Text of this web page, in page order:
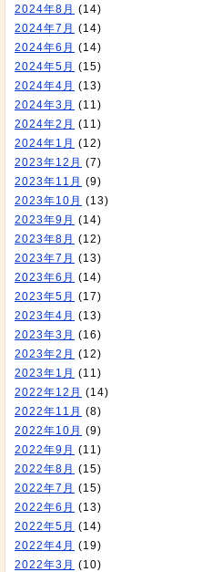
2024年8月 (14)
2024年7月 (14)
2024年6月 (14)
2024年5月 (15)
2024年4月 (13)
2024年3月 (11)
2024年2月 (11)
2024年1月 (12)
2023年12月 (7)
2023年11月 (9)
2023年10月 (13)
2023年9月 (14)
2023年8月 (12)
2023年7月 (13)
2023年6月 (14)
2023年5月 (17)
2023年4月 (13)
2023年3月 (16)
2023年2月 (12)
2023年1月 (11)
2022年12月 (14)
2022年11月 (8)
2022年10月 (9)
2022年9月 (11)
2022年8月 (15)
2022年7月 (15)
2022年6月 (13)
2022年5月 (14)
2022年4月 (19)
2022年3月 (10)